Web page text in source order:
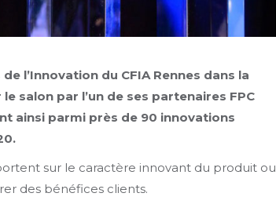
l’Innovation du CFIA Rennes dans la
salon par l’un de ses partenaires FPC
ainsi parmi près de 90 innovations
sur le caractère innovant du produit ou
des bénéfices clients.